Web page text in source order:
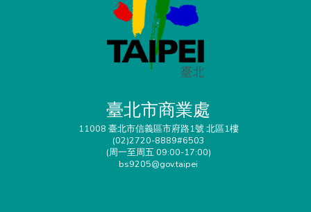
臺北市商業處
11008 臺北市信義區市府路1號 北區1樓
(02)2720-8889#6503
(周一至周五 09:00-17:00)
bs9205@gov.taipei